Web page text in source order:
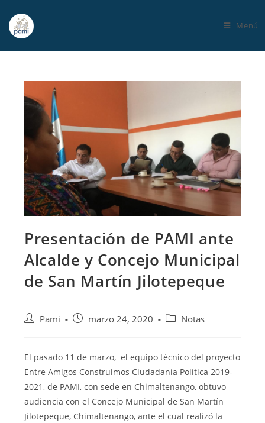
Menú
Presentación de PAMI ante
Alcalde y Concejo Municipal
de San Martín Jilotepeque
Pami marzo 24, 2020 Notas
El pasado 11 de marzo, el equipo técnico del proyecto
Entre Amigos Construimos Ciudadanía Política 2019-
2021, de PAMI, con sede en Chimaltenango, obtuvo
audiencia con el Concejo Municipal de San Martín
Jilotepeque, Chimaltenango, ante el cual realizó la